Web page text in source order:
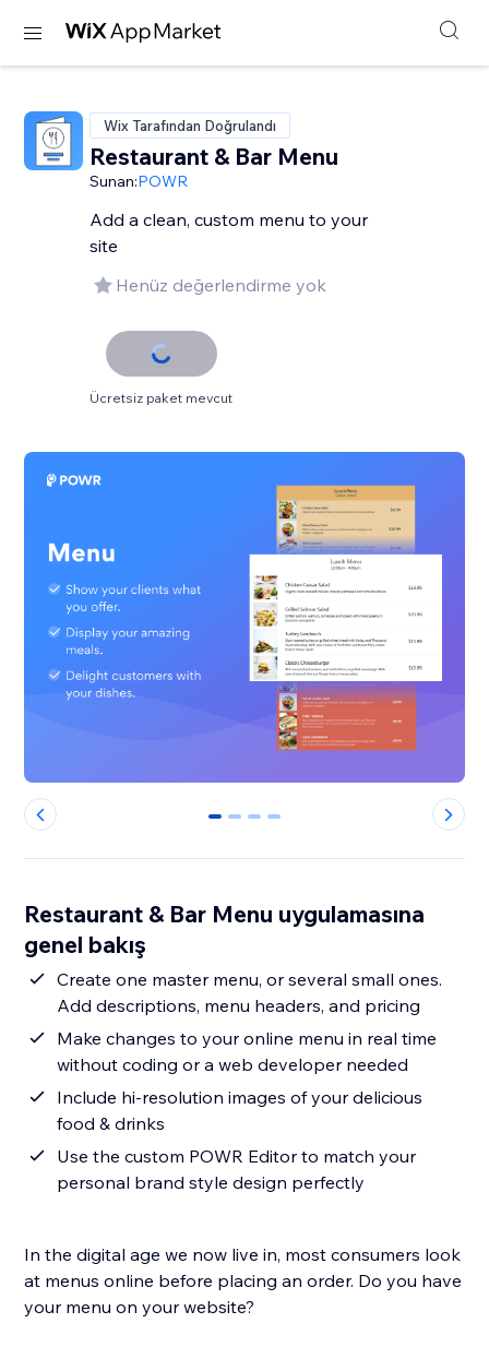
Wix Tarafından Doğrulandı
Restaurant & Bar Menu
Sunan:POWR
Add a clean, custom menu to your
site
Henüz değerlendirme yok
Ücretsiz paket mevcut
0 1 2 3
Restaurant & Bar Menu uygulamasına
genel bakış
Create one master menu, or several small ones.
Add descriptions, menu headers, and pricing
Make changes to your online menu in real time
without coding or a web developer needed
Include hi-resolution images of your delicious
food & drinks
Use the custom POWR Editor to match your
personal brand style design perfectly
In the digital age we now live in, most consumers look
at menus online before placing an order. Do you have
your menu on your website?